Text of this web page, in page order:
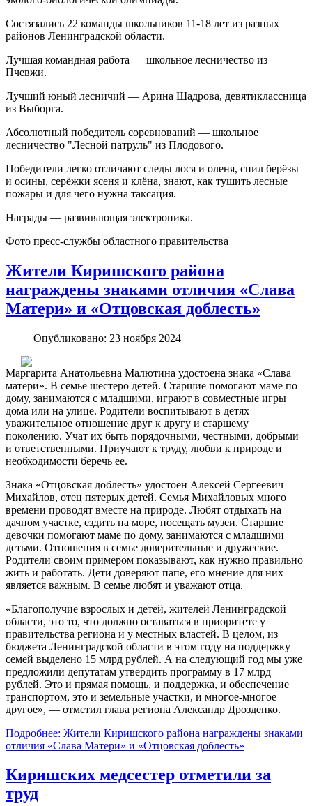
Состязались 22 команды школьников 11-18 лет из разных
районов Ленинградской области.
Лучшая командная работа — школьное лесничество из
Пчевжи.
Лучший юный лесничий — Арина Шадрова, девятиклассница
из Выборга.
Абсолютный победитель соревнований — школьное
лесничество "Лесной патруль" из Плодового.
Победители легко отличают следы лося и оленя, спил берёзы
и осины, серёжки ясеня и клёна, знают, как тушить лесные
пожары и для чего нужна таксация.
Награды — развивающая электроника.
Фото пресс-службы областного правительства
Жители Киришского района
награждены знаками отличия «Слава
Матери» и «Отцовская доблесть»
Опубликовано: 23 ноября 2024
Маргарита Анатольевна Малютина удостоена знака «Слава
матери». В семье шестеро детей. Старшие помогают маме по
дому, занимаются с младшими, играют в совместные игры
дома или на улице. Родители воспитывают в детях
уважительное отношение друг к другу и старшему
поколению. Учат их быть порядочными, честными, добрыми
и ответственными. Приучают к труду, любви к природе и
необходимости беречь ее.
Знака «Отцовская доблесть» удостоен Алексей Сергеевич
Михайлов, отец пятерых детей. Семья Михайловых много
времени проводят вместе на природе. Любят отдыхать на
дачном участке, ездить на море, посещать музеи. Старшие
девочки помогают маме по дому, занимаются с младшими
детьми. Отношения в семье доверительные и дружеские.
Родители своим примером показывают, как нужно правильно
жить и работать. Дети доверяют папе, его мнение для них
является важным. В семье любят и уважают отца.
«Благополучие взрослых и детей, жителей Ленинградской
области, это то, что должно оставаться в приоритете у
правительства региона и у местных властей. В целом, из
бюджета Ленинградской области в этом году на поддержку
семей выделено 15 млрд рублей. А на следующий год мы уже
предложили депутатам утвердить программу в 17 млрд
рублей. Это и прямая помощь, и поддержка, и обеспечение
транспортом, это и земельные участки, и многое-многое
другое», — отметил глава региона Александр Дрозденко.
Подробнее: Жители Киришского района награждены знаками
отличия «Слава Матери» и «Отцовская доблесть»
Киришских медсестер отметили за
труд